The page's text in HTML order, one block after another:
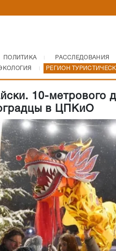
ПОЛИТИКА РАССЛЕДОВАНИЯ
РЕГИОН
10-метрового
в ЦПКиО